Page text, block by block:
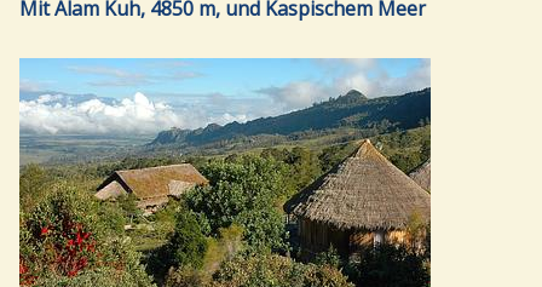
Mit Alam Kuh, 4850 m, und Kaspischem Meer